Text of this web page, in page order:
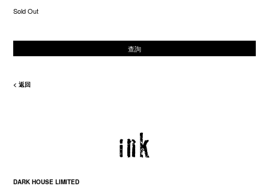
Sold Out
查詢
< 返回
DARK HOUSE LIMITED